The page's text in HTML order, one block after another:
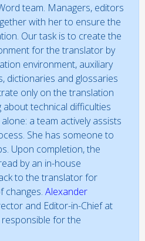
team. Managers, editors
with her to ensure the
Our task is to create the
for the translator by
environment, auxiliary
dictionaries and glossaries
only on the translation
technical difficulties
a team actively assists
She has someone to
Upon completion, the
by an in-house
to the translator for
changes. Alexander
and Editor-in-Chief at
for the